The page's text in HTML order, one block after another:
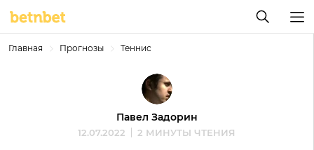
Главная Прогнозы Теннис
Павел Задорин
12.07.2022 2 МИНУТЫ ЧТЕНИЯ